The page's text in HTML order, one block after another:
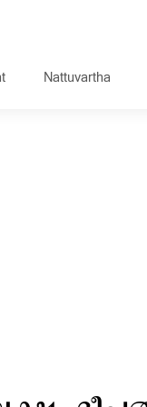
Nattuvartha